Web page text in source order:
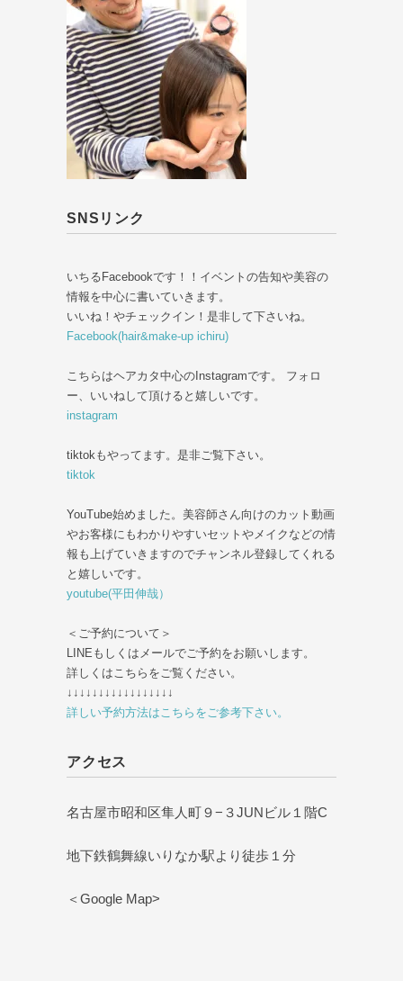
SNSリンク
いちるFacebookです！！イベントの告知や美容の
情報を中心に書いていきます。
いいね！やチェックイン！是非して下さいね。
Facebook(hair&make-up ichiru)
こちらはヘアカタ中心のInstagramです。 フォロ
ー、いいねして頂けると嬉しいです。
instagram
tiktokもやってます。是非ご覧下さい。
tiktok
YouTube始めました。美容師さん向けのカット動画
やお客様にもわかりやすいセットやメイクなどの情
報も上げていきますのでチャンネル登録してくれる
と嬉しいです。
youtube(平田伸哉）
＜ご予約について＞
LINEもしくはメールでご予約をお願いします。
詳しくはこちらをご覧ください。
↓↓↓↓↓↓↓↓↓↓↓↓↓↓↓↓↓
詳しい予約方法はこちらをご参考下さい。
アクセス
名古屋市昭和区隼人町９−３JUNビル１階C
地下鉄鶴舞線いりなか駅より徒歩１分
＜Google Map>